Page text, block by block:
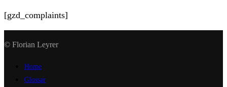
[gzd_complaints]
© Florian Leyrer
Home
Glossar